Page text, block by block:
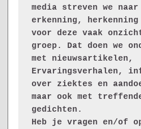
media streven we naar
erkenning,
voor deze vaak
groep. Dat doen we
met nieuwsartikelen,
Ervaringsverhalen,
over ziektes en
maar ook met
gedichten.
Heb je vragen en/of